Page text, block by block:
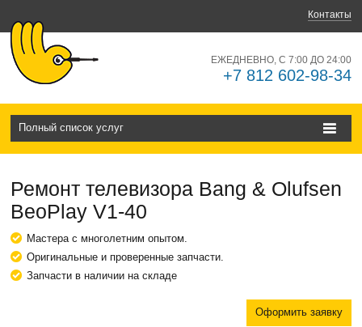
Контакты
ЕЖЕДНЕВНО, С 7:00 ДО 24:00
+7 812 602-98-34
Полный список услуг
Ремонт телевизора Bang & Olufsen
BeoPlay V1-40
Мастера с многолетним опытом.
Оригинальные и проверенные запчасти.
Запчасти в наличии на складе
Оформить заявку